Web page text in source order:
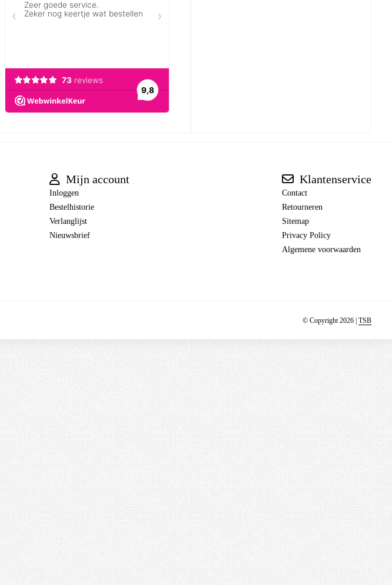
Mijn account
Inloggen
Bestelhistorie
Verlanglijst
Nieuwsbrief
Klantenservice
Contact
Retourneren
Sitemap
Privacy Policy
Algemene voorwaarden
© Copyright 2026 | TSB